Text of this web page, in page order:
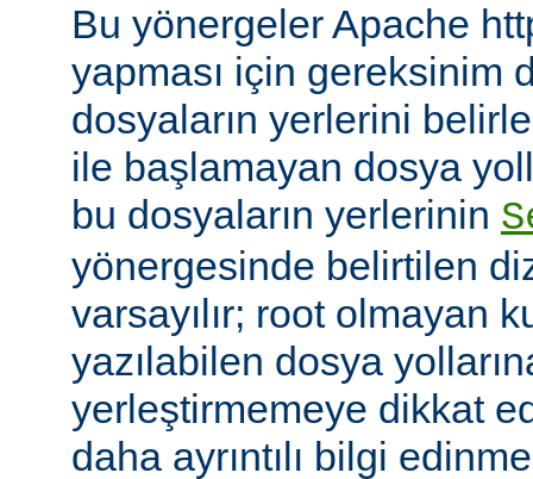
Bu yönergeler Apache
yapması için gereksinim
dosyaların yerlerini
ile başlamayan dosya
bu dosyaların yerlerinin
yönergesinde belirtilen
varsayılır; root olmayan
yazılabilen dosya
yerleştirmemeye dikkat
daha ayrıntılı bilgi